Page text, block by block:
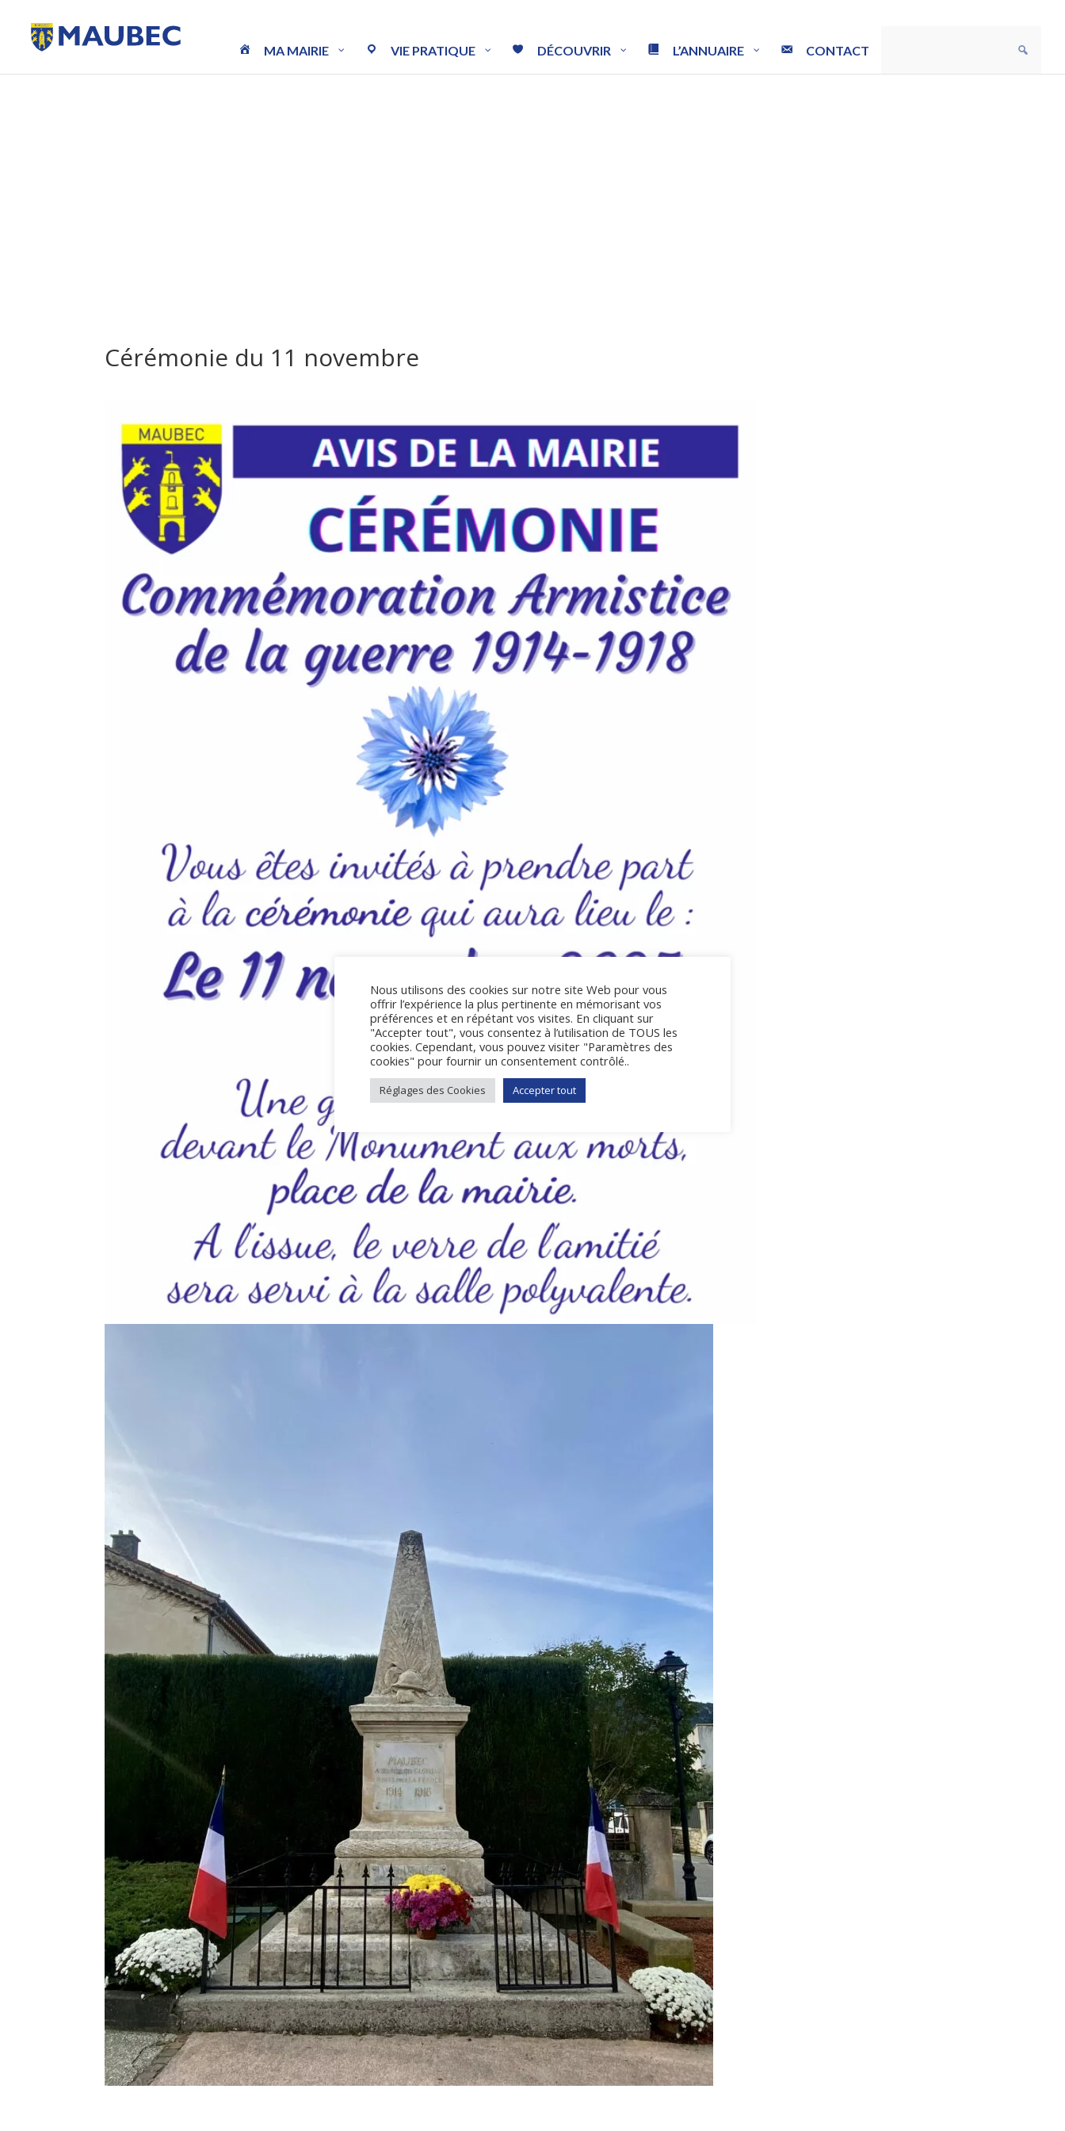
MA MAIRIE VIE PRATIQUE DÉCOUVRIR L’ANNUAIRE CONTACT
Cérémonie du 11 novembre
Nous utilisons des cookies sur notre site Web pour vous
offrir l’expérience la plus pertinente en mémorisant vos
préférences et en répétant vos visites. En cliquant sur
"Accepter tout", vous consentez à l’utilisation de TOUS les
cookies. Cependant, vous pouvez visiter "Paramètres des
cookies" pour fournir un consentement contrôlé..
Réglages des Cookies Accepter tout